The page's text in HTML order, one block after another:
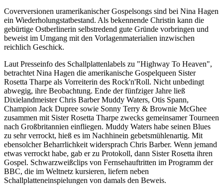
Coverversionen uramerikanischer Gospelsongs sind bei Nina Hagen
ein Wiederholungstatbestand. Als bekennende Christin kann die
gebürtige Ostberlinerin selbstredend gute Gründe vorbringen und
beweist im Umgang mit den Vorlagenmaterialien inzwischen
reichlich Geschick.
Laut Presseinfo des Schallplattenlabels zu "Highway To Heaven",
betrachtet Nina Hagen die amerikanische Gospelqueen Sister
Rosetta Tharpe als Vorreiterin des Rock'n'Roll. Nicht unbedingt
abwegig, ihre Beobachtung. Ende der fünfziger Jahre ließ
Dixielandmeister Chris Barber Muddy Waters, Otis Spann,
Champion Jack Dupree sowie Sonny Terry & Brownie McGhee
zusammen mit Sister Rosetta Tharpe zwecks gemeinsamer Tourneen
nach Großbritannien einfliegen. Muddy Waters habe seinen Blues
zu sehr verrockt, hieß es im Nachhinein gebetsmühlenartig. Mit
ebensolcher Beharrlichkeit widersprach Chris Barber. Wenn jemand
etwas verrockt habe, gab er zu Protokoll, dann Sister Rosetta ihren
Gospel. Schwarzweißclips von Fernsehauftritten im Programm der
BBC, die im Weltnetz kursieren, liefern neben
Schallplatteneinspielungen von damals den Beweis.